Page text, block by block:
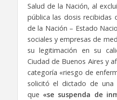
Salud de la Nación, al
pública las dosis recibidas
de la Nación – Estado
sociales y empresas de
su legitimación en su
Ciudad de Buenos Aires y
categoría «riesgo de
solicitó el dictado de una
que «se suspenda de